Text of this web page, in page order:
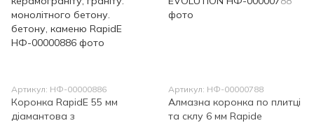
Артикул: НФ-00000886
Коронка RapidE 55 мм
діамантова з
Артикул: НФ-00000788
Алмазна коронка по плитці
та склу 6 мм Rapide